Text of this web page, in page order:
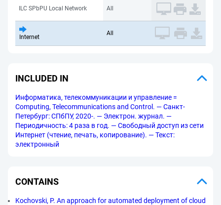
ILC SPbPU Local Network All
Internet
All
INCLUDED IN
Информатика, телекоммуникации и управление =
Computing, Telecommunications and Control. — Санкт-
Петербург: СПбПУ, 2020-. — Электрон. журнал. —
Периодичность: 4 раза в год. — Свободный доступ из сети
Интернет (чтение, печать, копирование). — Текст:
электронный
CONTAINS
Kochovski, P. An approach for automated deployment of cloud